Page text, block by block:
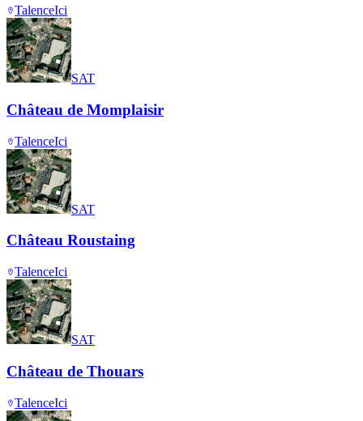
TalenceIci
SAT
Château de Momplaisir
TalenceIci
SAT
Château Roustaing
TalenceIci
SAT
Château de Thouars
TalenceIci